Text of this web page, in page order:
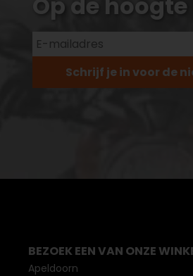
Schrijf je in voor de
BEZOEK EEN VAN ONZE
Apeldoorn